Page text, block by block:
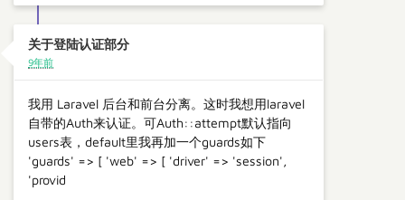
关于登陆认证部分
9年前
我用 Laravel 后台和前台分离。这时我想用laravel
自带的Auth来认证。可Auth::attempt默认指向
users表，default里我再加一个guards如下
'guards' => [ 'web' => [ 'driver' => 'session',
'provid